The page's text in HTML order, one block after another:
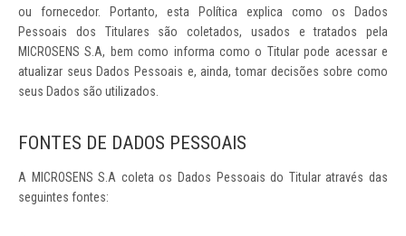
ou fornecedor. Portanto, esta Política explica como os Dados
Pessoais dos Titulares são coletados, usados e tratados pela
MICROSENS S.A, bem como informa como o Titular pode acessar e
atualizar seus Dados Pessoais e, ainda, tomar decisões sobre como
seus Dados são utilizados.
FONTES DE DADOS PESSOAIS
A MICROSENS S.A coleta os Dados Pessoais do Titular através das
seguintes fontes: